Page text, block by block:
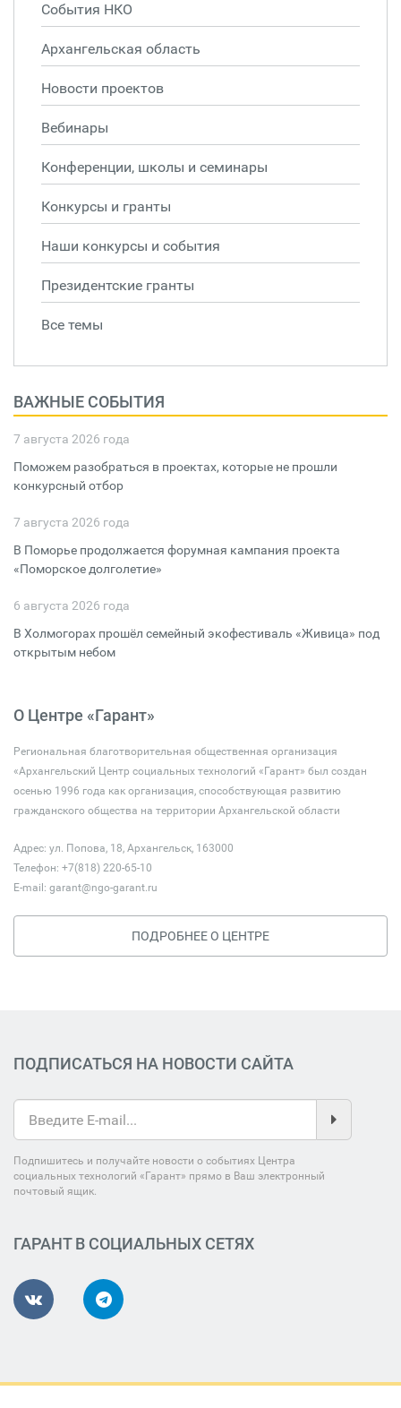
События НКО
Архангельская область
Новости проектов
Вебинары
Конференции, школы и семинары
Конкурсы и гранты
Наши конкурсы и события
Президентские гранты
Все темы
ВАЖНЫЕ СОБЫТИЯ
7 августа 2026 года
Поможем разобраться в проектах, которые не прошли
конкурсный отбор
7 августа 2026 года
В Поморье продолжается форумная кампания проекта
«Поморское долголетие»
6 августа 2026 года
В Холмогорах прошёл семейный экофестиваль «Живица» под
открытым небом
О Центре «Гарант»
Региональная благотворительная общественная организация
«Архангельский Центр социальных технологий «Гарант» был создан
осенью 1996 года как организация, способствующая развитию
гражданского общества на территории Архангельской области
Адрес: ул. Попова, 18, Архангельск, 163000
Телефон: +7(818) 220-65-10
E-mail: garant@ngo-garant.ru
ПОДРОБНЕЕ О ЦЕНТРЕ
ПОДПИСАТЬСЯ НА НОВОСТИ САЙТА
Подпишитесь и получайте новости о событиях Центра
социальных технологий «Гарант» прямо в Ваш электронный
почтовый ящик.
ГАРАНТ В СОЦИАЛЬНЫХ СЕТЯХ